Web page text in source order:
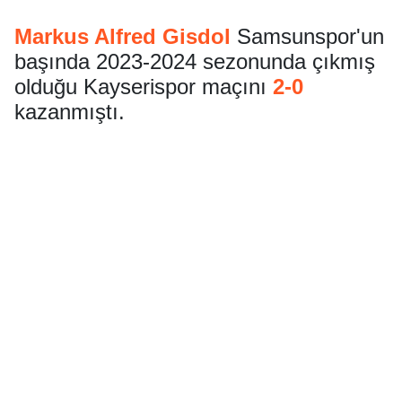
Markus Alfred Gisdol
Samsunspor'un
başında 2023-2024 sezonunda çıkmış
olduğu Kayserispor maçını 2-0
kazanmıştı.